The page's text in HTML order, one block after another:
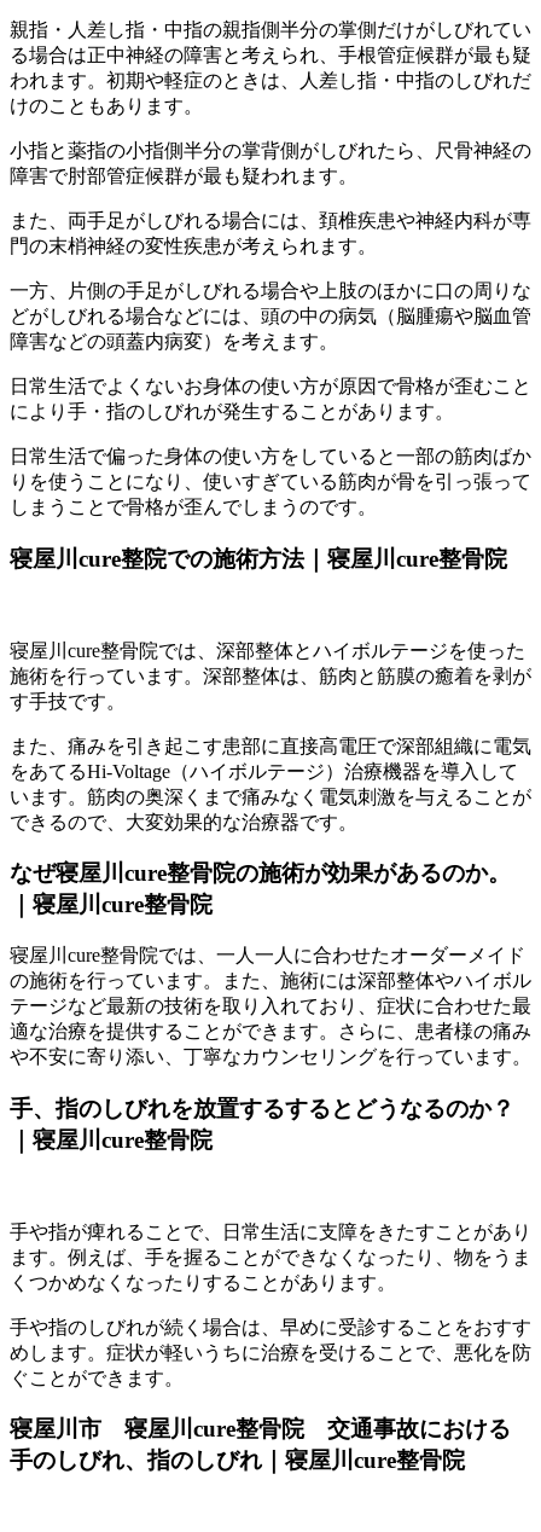
親指・人差し指・中指の親指側半分の掌側だけがしびれてい
る場合は正中神経の障害と考えられ、手根管症候群が最も疑
われます。初期や軽症のときは、人差し指・中指のしびれだ
けのこともあります。
小指と薬指の小指側半分の掌背側がしびれたら、尺骨神経の
障害で肘部管症候群が最も疑われます。
また、両手足がしびれる場合には、頚椎疾患や神経内科が専
門の末梢神経の変性疾患が考えられます。
一方、片側の手足がしびれる場合や上肢のほかに口の周りな
どがしびれる場合などには、頭の中の病気（脳腫瘍や脳血管
障害などの頭蓋内病変）を考えます。
日常生活でよくないお身体の使い方が原因で骨格が歪むこと
により手・指のしびれが発生することがあります。
日常生活で偏った身体の使い方をしていると一部の筋肉ばか
りを使うことになり、使いすぎている筋肉が骨を引っ張って
しまうことで骨格が歪んでしまうのです。
寝屋川cure整院での施術方法｜寝屋川cure整骨院
寝屋川cure整骨院では、深部整体とハイボルテージを使った
施術を行っています。深部整体は、筋肉と筋膜の癒着を剥が
す手技です。
また、痛みを引き起こす患部に直接高電圧で深部組織に電気
をあてるHi-Voltage（ハイボルテージ）治療機器を導入して
います。筋肉の奥深くまで痛みなく電気刺激を与えることが
できるので、大変効果的な治療器です。
なぜ寝屋川cure整骨院の施術が効果があるのか。
｜寝屋川cure整骨院
寝屋川cure整骨院では、一人一人に合わせたオーダーメイド
の施術を行っています。また、施術には深部整体やハイボル
テージなど最新の技術を取り入れており、症状に合わせた最
適な治療を提供することができます。さらに、患者様の痛み
や不安に寄り添い、丁寧なカウンセリングを行っています。
手、指のしびれを放置するするとどうなるのか？
｜寝屋川cure整骨院
手や指が痺れることで、日常生活に支障をきたすことがあり
ます。例えば、手を握ることができなくなったり、物をうま
くつかめなくなったりすることがあります。
手や指のしびれが続く場合は、早めに受診することをおすす
めします。症状が軽いうちに治療を受けることで、悪化を防
ぐことができます。
寝屋川市 寝屋川cure整骨院 交通事故における
手のしびれ、指のしびれ｜寝屋川cure整骨院